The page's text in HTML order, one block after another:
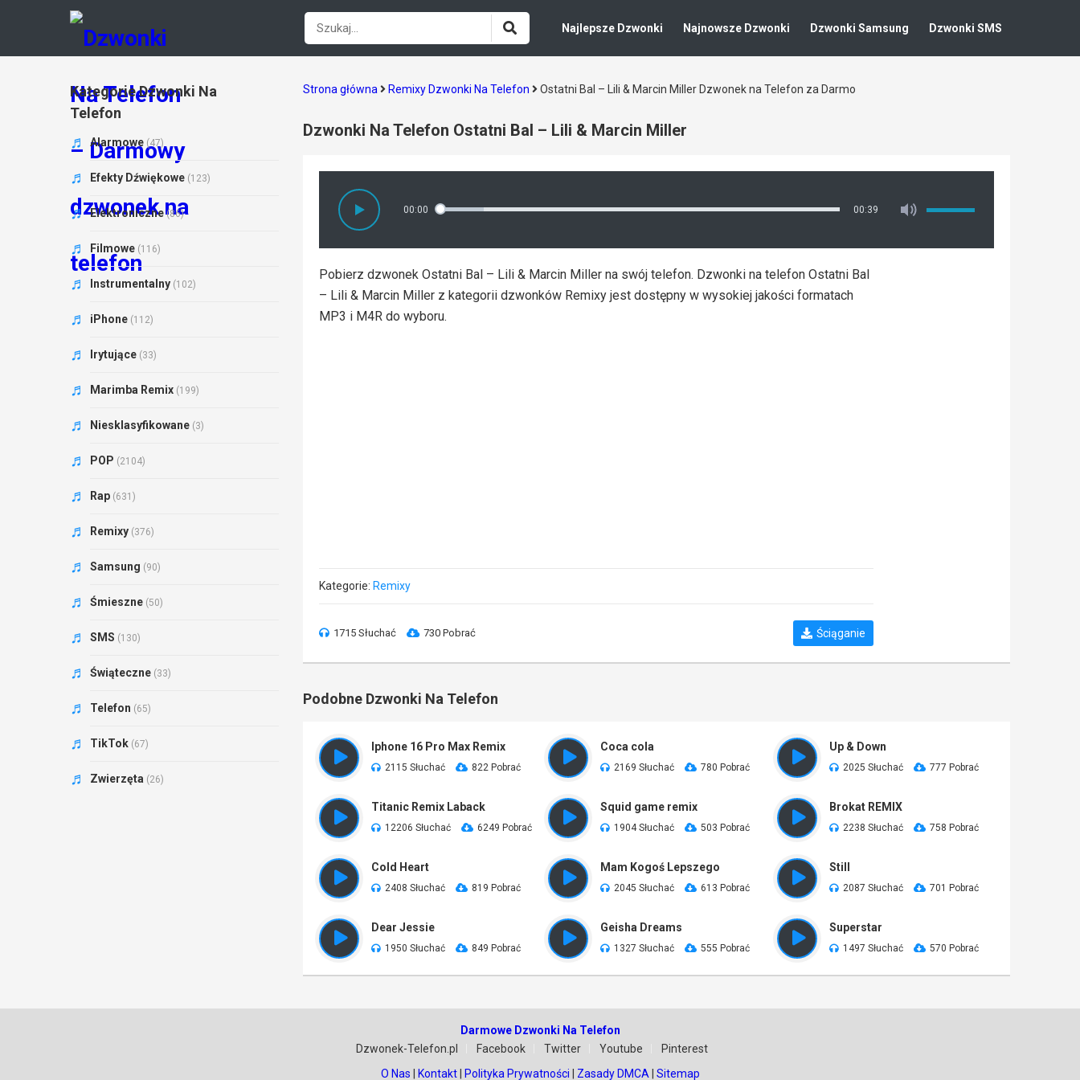
Najlepsze Dzwonki Najnowsze Dzwonki Dzwonki Samsung Dzwonki SMS
Strona główna Remixy Dzwonki Na Telefon Ostatni Bal – Lili & Marcin Miller Dzwonek na Telefon za Darmo
Dzwonki Na Telefon Ostatni Bal – Lili & Marcin Miller
00:00 00:39
Pobierz dzwonek Ostatni Bal – Lili & Marcin Miller na swój telefon. Dzwonki na telefon Ostatni Bal
– Lili & Marcin Miller z kategorii dzwonków Remixy jest dostępny w wysokiej jakości formatach
MP3 i M4R do wyboru.
Kategorie: Remixy
1715 Słuchać 730 Pobrać Ściąganie
Podobne Dzwonki Na Telefon
Iphone 16 Pro Max Remix
2115 Słuchać 822 Pobrać
Coca cola
2169 Słuchać 780 Pobrać
Up & Down
2025 Słuchać 777 Pobrać
Titanic Remix Laback
12206 Słuchać 6249 Pobrać
Squid game remix
1904 Słuchać 503 Pobrać
Brokat REMIX
2238 Słuchać 758 Pobrać
Cold Heart
2408 Słuchać 819 Pobrać
Mam Kogoś Lepszego
2045 Słuchać 613 Pobrać
Still
2087 Słuchać 701 Pobrać
Dear Jessie
1950 Słuchać 849 Pobrać
Geisha Dreams
1327 Słuchać 555 Pobrać
Superstar
1497 Słuchać 570 Pobrać
Kategorie Dzwonki Na
Telefon
Alarmowe (47)
Efekty Dźwiękowe (123)
Elektroniczne (86)
Filmowe (116)
Instrumentalny (102)
iPhone (112)
Irytujące (33)
Marimba Remix (199)
Niesklasyfikowane (3)
POP (2104)
Rap (631)
Remixy (376)
Samsung (90)
Śmieszne (50)
SMS (130)
Świąteczne (33)
Telefon (65)
TikTok (67)
Zwierzęta (26)
Darmowe Dzwonki Na Telefon
Dzwonek-Telefon.pl
Facebook Twitter Youtube
Pinterest
O Nas
Kontakt| Polityka Prywatności Zasady DMCA Sitemap